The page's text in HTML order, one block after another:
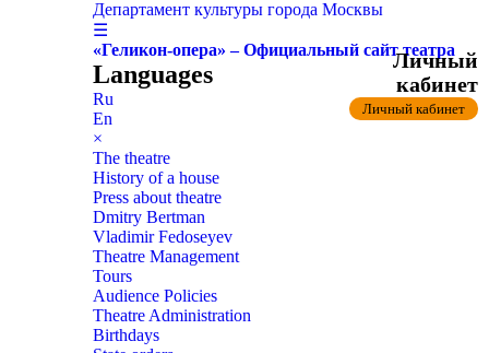
Департамент культуры города Москвы
☰
«Геликон-опера» – Официальный сайт театра
Languages
Ru
En
×
The theatre
History of a house
Press about theatre
Dmitry Bertman
Vladimir Fedoseyev
Theatre Management
Tours
Audience Policies
Theatre Administration
Birthdays
Личный
кабинет
Личный кабинет